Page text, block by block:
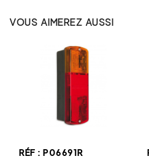
VOUS AIMEREZ AUSSI
RÉF : P06691R